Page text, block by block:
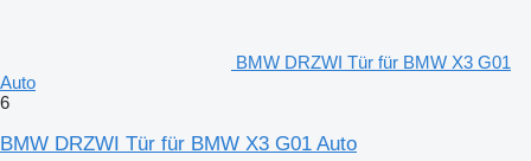
BMW DRZWI Tür für BMW X3 G01
Auto
6
BMW DRZWI Tür für BMW X3 G01 Auto